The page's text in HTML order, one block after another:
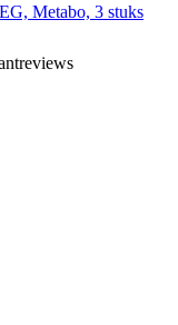
Metabo, 3 stuks